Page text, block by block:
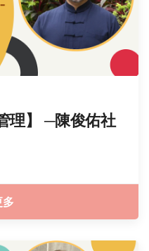
理】 ─陳俊佑社
多